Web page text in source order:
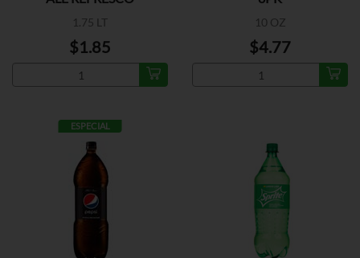
1.75 LT
$1.85
10 OZ
$4.77
ESPECIAL